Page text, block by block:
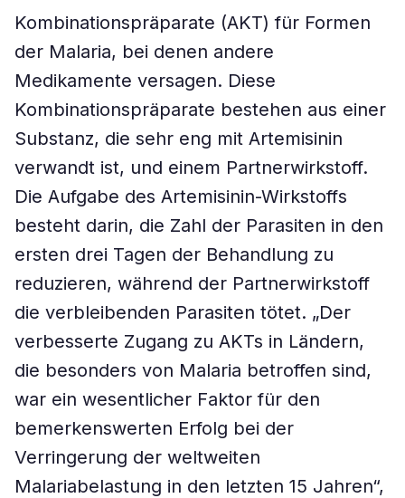
Kombinationspräparate (AKT) für Formen
der Malaria, bei denen andere
Medikamente versagen. Diese
Kombinationspräparate bestehen aus einer
Substanz, die sehr eng mit Artemisinin
verwandt ist, und einem Partnerwirkstoff.
Die Aufgabe des Artemisinin-Wirkstoffs
besteht darin, die Zahl der Parasiten in den
ersten drei Tagen der Behandlung zu
reduzieren, während der Partnerwirkstoff
die verbleibenden Parasiten tötet. „Der
verbesserte Zugang zu AKTs in Ländern,
die besonders von Malaria betroffen sind,
war ein wesentlicher Faktor für den
bemerkenswerten Erfolg bei der
Verringerung der weltweiten
Malariabelastung in den letzten 15 Jahren“,